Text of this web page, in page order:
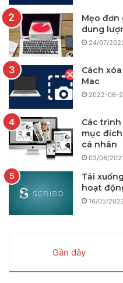
Mẹo
dung
24/07/
Cách
Mac
2022-06-
Các
mục
cá nhân
03/06/
Tải
hoạt
16/05/
Gần đây